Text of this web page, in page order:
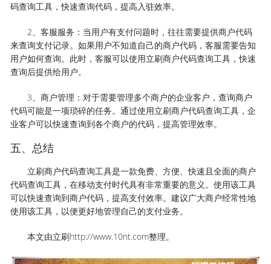
码查询工具，快速查询代码，提高入驻效率。
2、客服服务：当用户有支付问题时，往往需要提供商户代码
来查询支付记录。如果用户不知道自己的商户代码，客服需要告知
用户如何查询。此时，客服可以使用立刷商户代码查询工具，快速
查询后提供给用户。
3、商户管理：对于需要管理多个商户的企业客户，查询商户
代码可能是一项琐碎的任务。通过使用立刷商户代码查询工具，企
业客户可以快速查询到各个商户的代码，提高管理效率。
五、总结
立刷商户代码查询工具是一款免费、方便、快速且全面的商户
代码查询工具，在移动支付时代具有非常重要的意义。使用该工具
可以快速查询到商户代码，提高支付效率。建议广大商户经常性地
使用该工具，以便更好地管理自己的支付业务。
本文由立刷http://www.10nt.com整理。